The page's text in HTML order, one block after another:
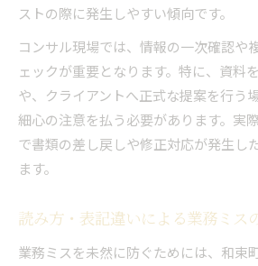
ストの際に発生しやすい傾向です。
コンサル現場では、情報の一次確認や
ェックが重要となります。特に、資料
や、クライアントへ正式な提案を行う
細心の注意を払う必要があります。実
で書類の差し戻しや修正対応が発生し
ます。
読み方・表記違いによる業務ミス
業務ミスを未然に防ぐためには、和束